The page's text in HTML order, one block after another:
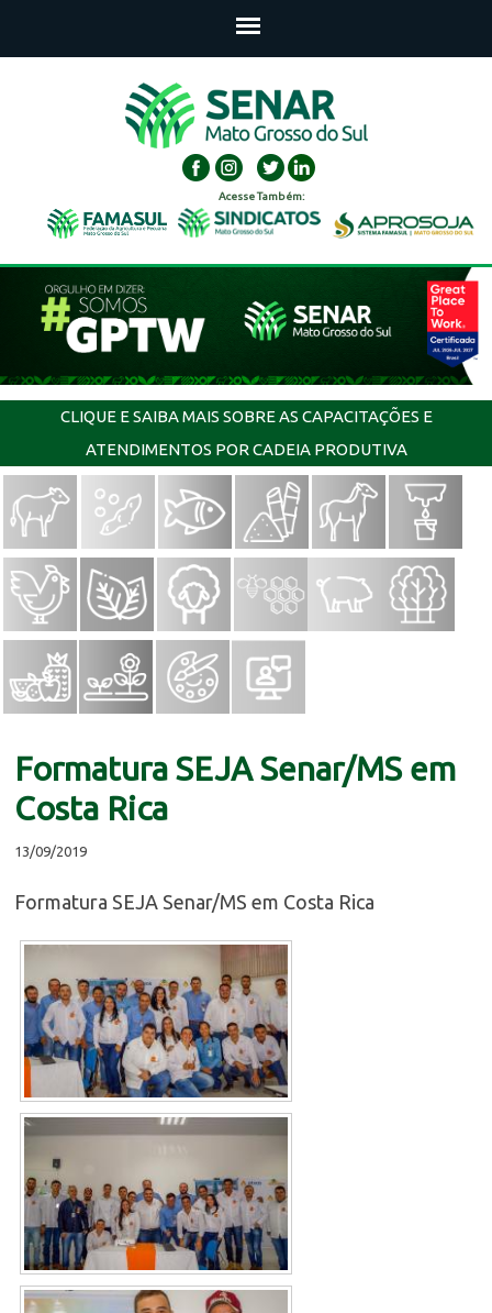
Acesse Também:
CLIQUE E SAIBA MAIS SOBRE AS CAPACITAÇÕES E
ATENDIMENTOS POR CADEIA PRODUTIVA
Formatura SEJA Senar/MS em
Costa Rica
13/09/2019
Formatura SEJA Senar/MS em Costa Rica